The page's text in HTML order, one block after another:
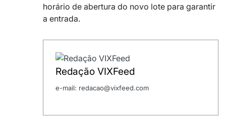
horário de abertura do novo lote para garantir
a entrada.
Redação VIXFeed
e-mail: redacao@vixfeed.com